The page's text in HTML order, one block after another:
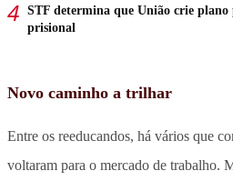
STF determina que União crie
prisional
Novo caminho a trilhar
Entre os reeducandos, há vários que
voltaram para o mercado de trabalho.